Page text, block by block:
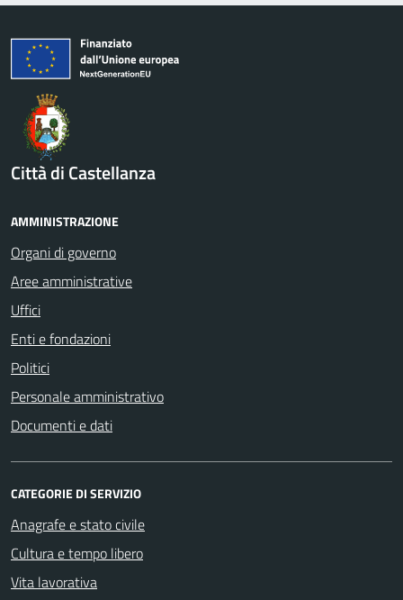
Città di Castellanza
AMMINISTRAZIONE
Organi di governo
Aree amministrative
Uffici
Enti e fondazioni
Politici
Personale amministrativo
Documenti e dati
CATEGORIE DI SERVIZIO
Anagrafe e stato civile
Cultura e tempo libero
Vita lavorativa